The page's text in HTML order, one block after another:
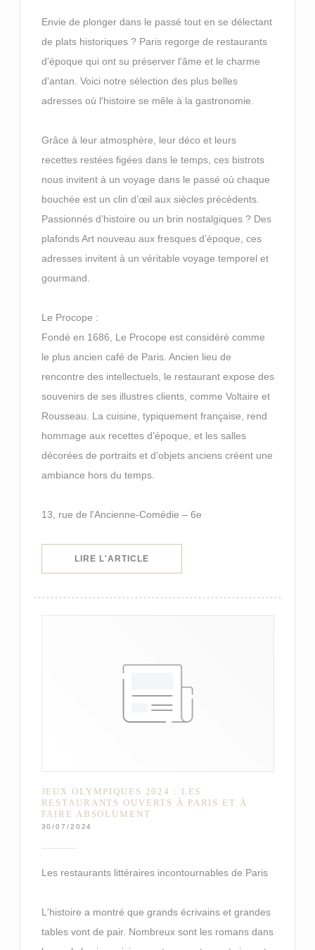
Envie de plonger dans le passé tout en se délectant
de plats historiques ? Paris regorge de restaurants
d'époque qui ont su préserver l'âme et le charme
d'antan. Voici notre sélection des plus belles
adresses où l'histoire se mêle à la gastronomie.
Grâce à leur atmosphère, leur déco et leurs
recettes restées figées dans le temps, ces bistrots
nous invitent à un voyage dans le passé où chaque
bouchée est un clin d’œil aux siècles précédents.
Passionnés d’histoire ou un brin nostalgiques ? Des
plafonds Art nouveau aux fresques d’époque, ces
adresses invitent à un véritable voyage temporel et
gourmand.
Le Procope :
Fondé en 1686, Le Procope est considéré comme
le plus ancien café de Paris. Ancien lieu de
rencontre des intellectuels, le restaurant expose des
souvenirs de ses illustres clients, comme Voltaire et
Rousseau. La cuisine, typiquement française, rend
hommage aux recettes d’époque, et les salles
décorées de portraits et d’objets anciens créent une
ambiance hors du temps.
13, rue de l'Ancienne-Comédie – 6e
LIRE L'ARTICLE((OUVRE UNE NOUVELLE
JEUX OLYMPIQUES 2024 : LES
RESTAURANTS OUVERTS À PARIS ET À
FAIRE ABSOLUMENT
30/07/2024
Les restaurants littéraires incontournables de Paris
L'histoire a montré que grands écrivains et grandes
tables vont de pair. Nombreux sont les romans dans